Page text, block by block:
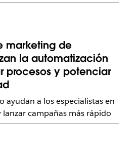
marketing de
la automatización
procesos y potenciar
ayudan a los especialistas en
campañas más rápido